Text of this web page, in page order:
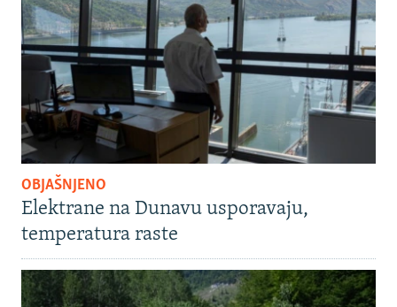
OBJAŠNJENO
Elektrane na Dunavu usporavaju,
temperatura raste